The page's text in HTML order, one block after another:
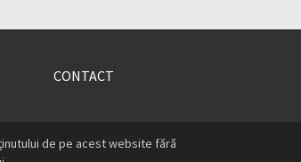
CONTACT
de pe acest website fără